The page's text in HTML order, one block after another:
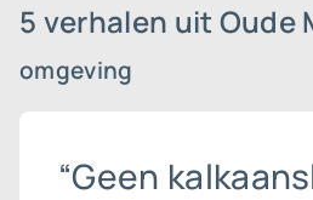
5 verhalen uit Oude
omgeving
“Geen